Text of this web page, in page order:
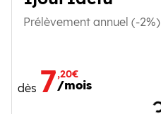
Prélèvement annuel (-2%)
dès 7,20€
/mois